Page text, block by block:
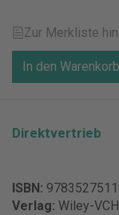
Zur Merkliste
In den Warenkorb
Direktvertrieb
ISBN:
Verlag: Wiley-